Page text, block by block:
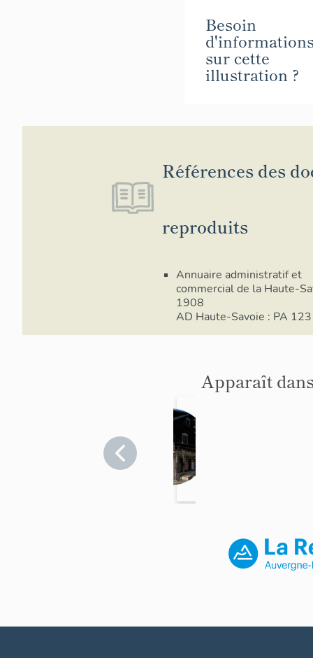
Besoin
sur cette
illustration ?
Références des
reproduits
Annuaire administratif et
commercial de la Haute-
1908
AD Haute-Savoie : PA 123
Apparaît